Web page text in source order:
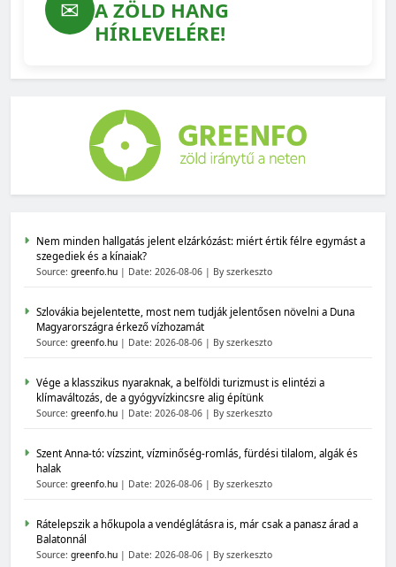
✉
A ZÖLD HANG
HÍRLEVELÉRE!
Nem minden hallgatás jelent elzárkózást: miért értik félre egymást a
szegediek és a kínaiak?
Source: greenfo.hu Date: 2026-08-06 By szerkeszto
Szlovákia bejelentette, most nem tudják jelentősen növelni a Duna
Magyarországra érkező vízhozamát
Source: greenfo.hu Date: 2026-08-06 By szerkeszto
Vége a klasszikus nyaraknak, a belföldi turizmust is elintézi a
klímaváltozás, de a gyógyvízkincsre alig építünk
Source: greenfo.hu Date: 2026-08-06 By szerkeszto
Szent Anna-tó: vízszint, vízminőség-romlás, fürdési tilalom, algák és
halak
Source: greenfo.hu Date: 2026-08-06 By szerkeszto
Rátelepszik a hőkupola a vendéglátásra is, már csak a panasz árad a
Balatonnál
Source: greenfo.hu Date: 2026-08-06 By szerkeszto